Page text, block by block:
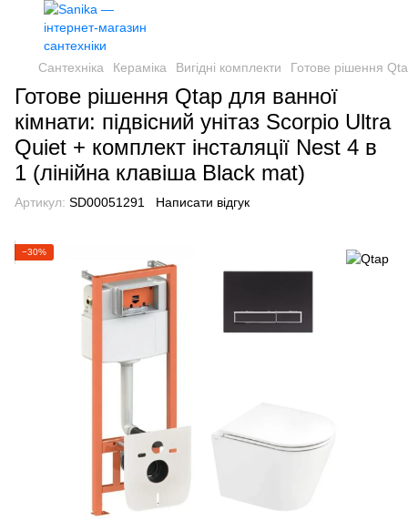
Сантехніка Кераміка Вигідні комплекти Готове рішення
Готове рішення Qtap для ванної
кімнати: підвісний унітаз Scorpio Ultra
Quiet + комплект інсталяції Nest 4 в
1 (лінійна клавіша Black mat)
Артикул: SD00051291 Написати відгук
−30%